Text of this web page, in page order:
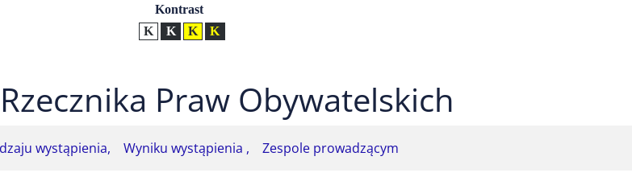
UstawieniaKontrast
Kontrast normalny
Kontrast biały tekst na czarnym
Kontrast czarny tekst na żółtym
Praw Obywatelskich
wystąpienia, Wyniku wystąpienia , Zespole prowadzącym